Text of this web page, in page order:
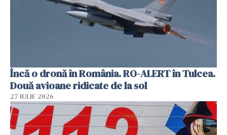
Încă o dronă în România. RO-ALERT în Tulcea.
Două avioane ridicate de la sol
27 IULIE 2026